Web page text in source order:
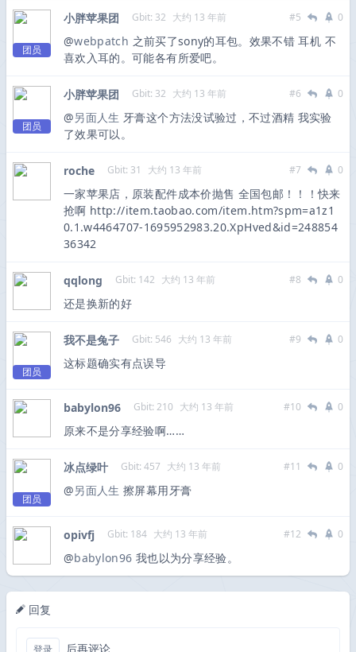
团员
小胖苹果团 Gbit: 32 大约 13 年前 #5 0
@webpatch 之前买了sony的耳包。效果不错 耳机 不
喜欢入耳的。可能各有所爱吧。
团员
小胖苹果团 Gbit: 32 大约 13 年前 #6 0
@另面人生 牙膏这个方法没试验过，不过酒精 我实验
了效果可以。
roche Gbit: 31 大约 13 年前 #7 0
一家苹果店，原装配件成本价抛售 全国包邮！！！快来
抢啊 http://item.taobao.com/item.htm?spm=a1z1
0.1.w4464707-1695952983.20.XpHved&id=248854
36342
qqlong Gbit: 142 大约 13 年前 #8 0
还是换新的好
团员
我不是兔子 Gbit: 546 大约 13 年前 #9 0
这标题确实有点误导
babylon96 Gbit: 210 大约 13 年前 #10 0
原来不是分享经验啊……
团员
冰点绿叶 Gbit: 457 大约 13 年前 #11 0
@另面人生 擦屏幕用牙膏
opivfj Gbit: 184 大约 13 年前 #12 0
@babylon96 我也以为分享经验。
回复
登录 后再评论